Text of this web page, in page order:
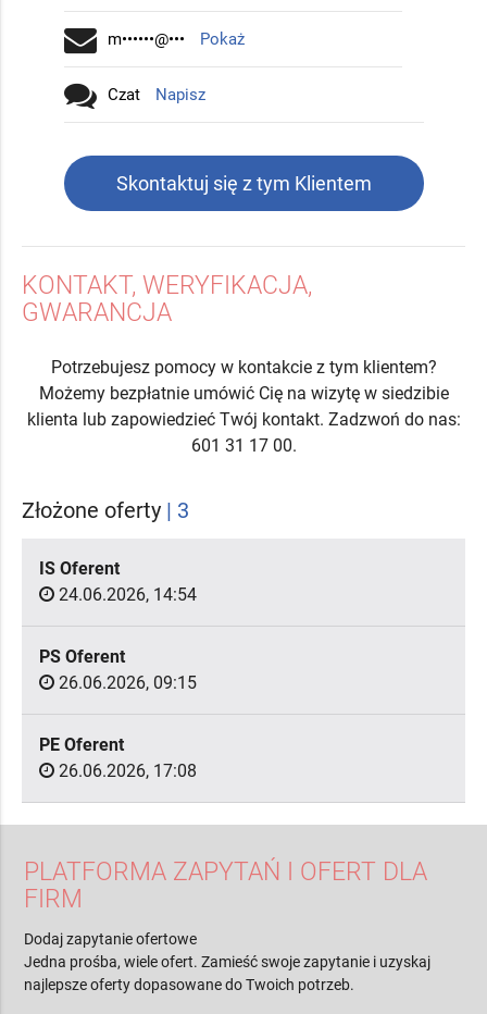
m••••••@••• Pokaż
Czat Napisz
Skontaktuj się z tym Klientem
KONTAKT, WERYFIKACJA,
GWARANCJA
Potrzebujesz pomocy w kontakcie z tym klientem?
Możemy bezpłatnie umówić Cię na wizytę w siedzibie
klienta lub zapowiedzieć Twój kontakt. Zadzwoń do nas:
601 31 17 00.
Złożone oferty | 3
IS Oferent
24.06.2026, 14:54
PS Oferent
26.06.2026, 09:15
PE Oferent
26.06.2026, 17:08
PLATFORMA ZAPYTAŃ I OFERT DLA
FIRM
Dodaj zapytanie ofertowe
Jedna prośba, wiele ofert. Zamieść swoje zapytanie i uzyskaj
najlepsze oferty dopasowane do Twoich potrzeb.